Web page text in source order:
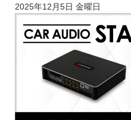
2025年12月5日 金曜日